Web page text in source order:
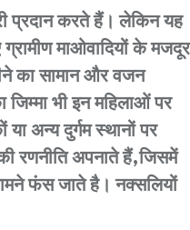
प्रदान करते हैं। लेकिन यह
माओवादियों के मजदूर
का सामान और वजन
भी इन महिलाओं पर
अन्य दुर्गम स्थानों पर
रणनीति अपनाते हैं,जिसमें
फंस जाते है। नक्सलियों